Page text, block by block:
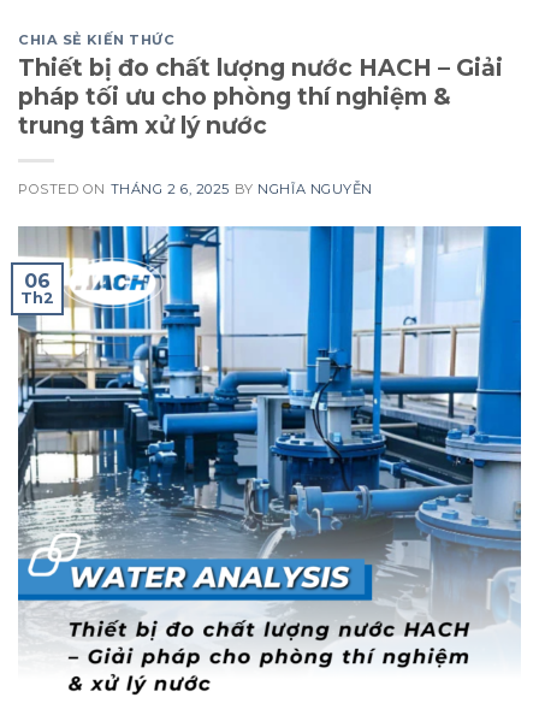
CHIA SẺ KIẾN THỨC
Thiết bị đo chất lượng nước HACH – Giải
pháp tối ưu cho phòng thí nghiệm &
trung tâm xử lý nước
POSTED ON THÁNG 2 6, 2025 BY NGHĨA NGUYỄN
06
Th2